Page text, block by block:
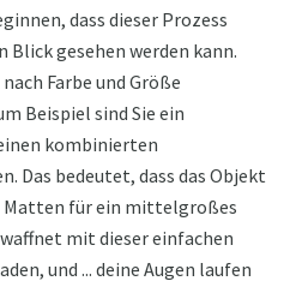
dass dieser Prozess
Blick gesehen werden kann.
Farbe und Größe
Beispiel sind Sie ein
kombinierten
Das bedeutet, dass das Objekt
für ein mittelgroßes
mit dieser einfachen
und ... deine Augen laufen